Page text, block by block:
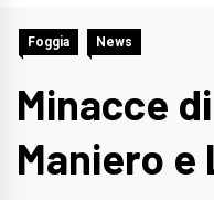
Foggia News
Minacce
Maniero